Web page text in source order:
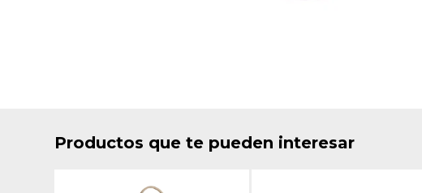
Productos que te pueden interesar